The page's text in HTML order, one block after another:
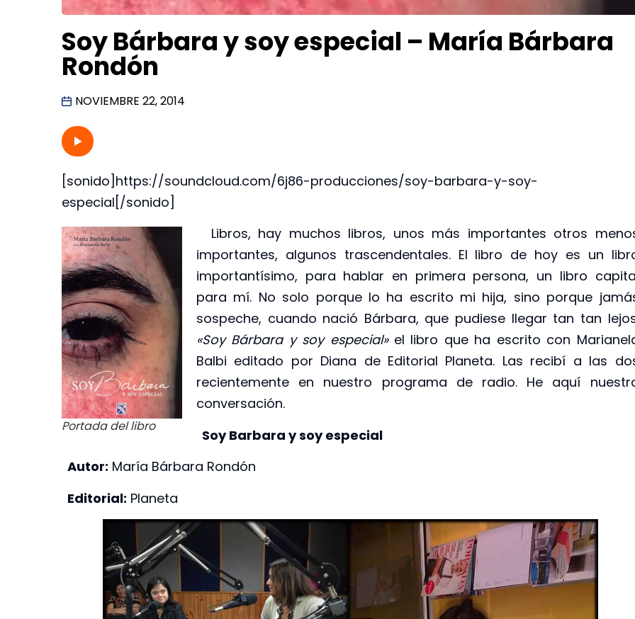
Soy Bárbara y soy especial – María Bárbara
Rondón
NOVIEMBRE 22, 2014
[sonido]https://soundcloud.com/6j86-producciones/soy-barbara-y-soy-
especial[/sonido]
Portada del libro
Libros, hay muchos libros, unos más importantes otros
importantes, algunos trascendentales. El libro de hoy es un
importantísimo, para hablar en primera persona, un libro
para mí. No solo porque lo ha escrito mi hija, sino porque
sospeche, cuando nació Bárbara, que pudiese llegar tan tan
«Soy Bárbara y soy especial»el libro que ha escrito con
Balbi editado por Diana de Editorial Planeta. Las recibí a las
recientemente en nuestro programa de radio. He aquí
conversación.
Soy Barbara y soy especial
Autor: María Bárbara Rondón
Editorial: Planeta